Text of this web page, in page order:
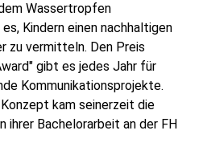
Wassertropfen
Kindern einen nachhaltigen
zu vermitteln. Den Preis
gibt es jedes Jahr für
Kommunikationsprojekte.
kam seinerzeit die
ihrer Bachelorarbeit an der FH